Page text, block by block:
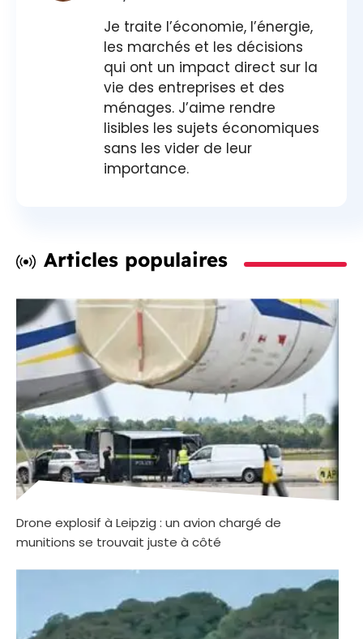
Je traite l’économie, l’énergie,
les marchés et les décisions
qui ont un impact direct sur la
vie des entreprises et des
ménages. J’aime rendre
lisibles les sujets économiques
sans les vider de leur
importance.
Articles populaires
Drone explosif à Leipzig : un avion chargé de
munitions se trouvait juste à côté